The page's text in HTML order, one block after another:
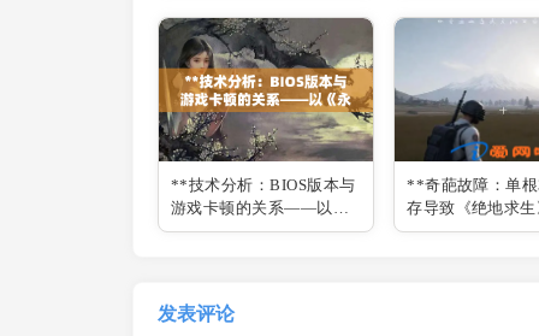
**技术分析：BIOS版本与
游戏卡顿的关系——以
《永劫无间》为例**
**奇葩故障：单
存导致《绝地求
卡顿**
发表评论